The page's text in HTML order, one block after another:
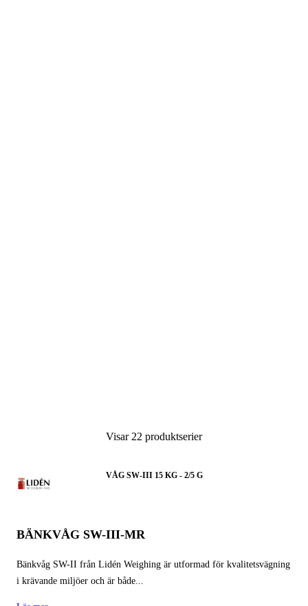
Visar 22 produktserier
VÅG SW-III 15 KG - 2/5 G
BÄNKVÅG SW-III-MR
Bänkvåg SW-II från Lidén Weighing är utformad för kvalitetsvägning
i krävande miljöer och är både...